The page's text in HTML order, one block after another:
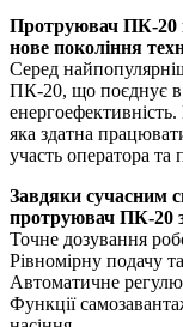
Протруювач ПК-20
нове покоління
Серед
ПК-20, що поєднує в
яка здатна
участь оператора
Завдяки сучасним
протруювач ПК-20
Точне дозування
Рівномірну подачу
Автоматичне
Функції